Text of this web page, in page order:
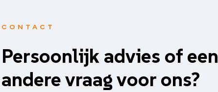
CONTACT
Persoonlijk advies of een
andere vraag voor ons?